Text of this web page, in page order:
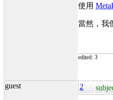
使用
當然，我
edited: 3
guest 2